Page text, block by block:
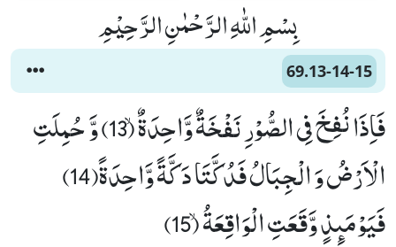
بِسْمِ اللّٰهِ الرَّحْمٰنِ الرَّحِیْمِ
69.13-14-15
فَاِذَا نُفِخَ فِی الصُّوْرِ نَفْخَةٌ وَّاحِدَةٌۙ (13) وَّ حُمِلَتِ
الْاَرْضُ وَ الْجِبَالُ فَدُكَّتَا دَكَّةً وَّاحِدَةً(14)
فَیَوْمَىٕذٍ وَّقَعَتِ الْوَاقِعَةُۙ (15)